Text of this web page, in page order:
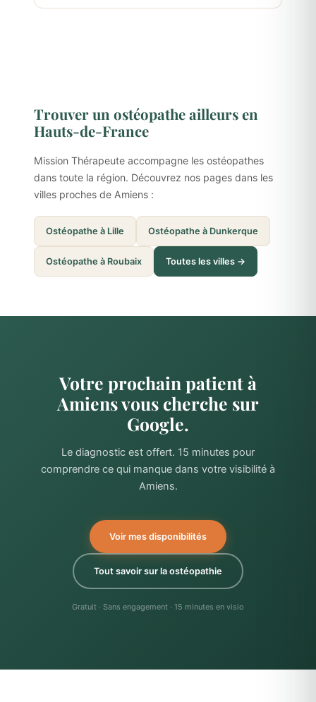
Trouver un ostéopathe ailleurs en
Hauts-de-France
Mission Thérapeute accompagne les ostéopathes
dans toute la région. Découvrez nos pages dans les
villes proches de Amiens :
Ostéopathe à Lille Ostéopathe à Dunkerque
Ostéopathe à Roubaix Toutes les villes →
Votre prochain patient à
Amiens vous cherche sur
Google.
Le diagnostic est offert. 15 minutes pour
comprendre ce qui manque dans votre visibilité à
Amiens.
Voir mes disponibilités
Tout savoir sur la ostéopathie
Gratuit · Sans engagement · 15 minutes en visio